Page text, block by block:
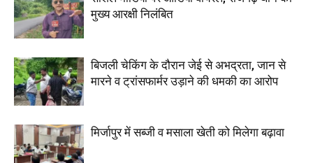
मुख्य आरक्षी निलंबित
बिजली चेकिंग के दौरान जेई से अभद्रता, जान से
मारने व ट्रांसफार्मर उड़ाने की धमकी का आरोप
मिर्जापुर में सब्जी व मसाला खेती को मिलेगा बढ़ावा